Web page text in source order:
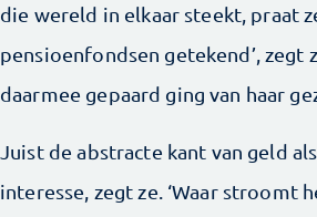
die wereld in elkaar steekt, praat
pensioen­fondsen getekend’,
daarmee gepaard ging van haar
Juist de abstracte kant van geld
interesse, zegt ze. ‘Waar stroomt